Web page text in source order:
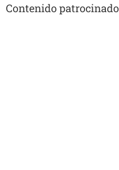
Contenido patrocinado